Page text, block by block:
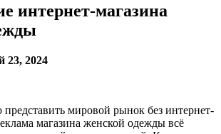
интернет-магазина
23, 2024
представить мировой рынок без интернет-
магазина женской одежды всё